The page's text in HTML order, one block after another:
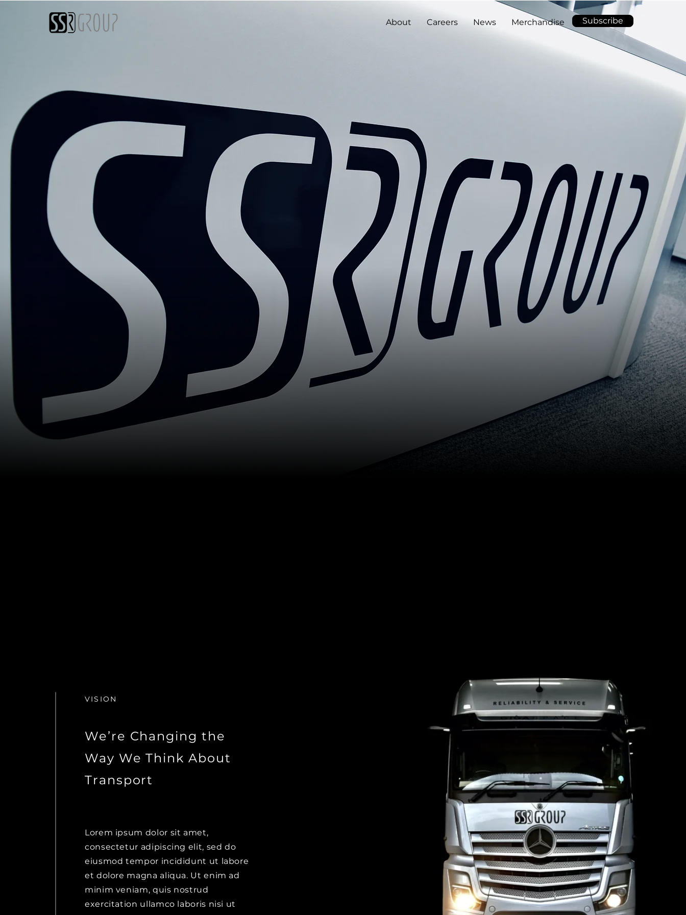
About Careers News Merchandise Subscribe
VISION
We’re Changing the
Way We Think About
Transport
Lorem ipsum dolor sit amet,
consectetur adipiscing elit, sed do
eiusmod tempor incididunt ut labore
et dolore magna aliqua. Ut enim ad
minim veniam, quis nostrud
exercitation ullamco laboris nisi ut